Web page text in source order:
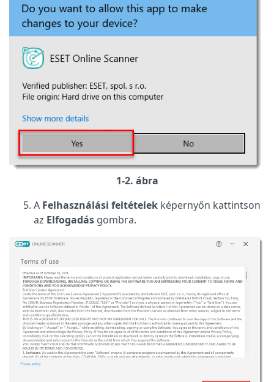
1-2. ábra
A Felhasználási feltételek képernyőn kattintson
az Elfogadás gombra.